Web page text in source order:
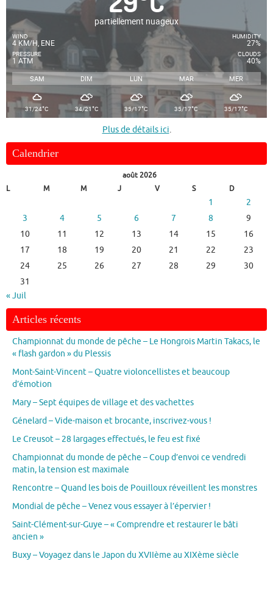
partiellement nuageux
WIND
4 KM/H, ENE
PRESSURE
1 ATM
HUMIDITY
27%
CLOUDS
40%
SAM DIM LUN MAR MER
31/24°C 34/21°C 35/17°C 35/17°C 35/17°C
Plus de détails ici.
Calendrier
août 2026
L
M M J V S D
1
2
3
4 5 6 7 8
9
10
11 12 13 14 15
16
17
18 19 20 21 22
23
24
25 26 27 28 29
30
31
« Juil
Articles récents
Championnat du monde de pêche – Le Hongrois Martin Takacs, le
« flash gardon » du Plessis
Mont-Saint-Vincent – Quatre violoncellistes et beaucoup
d’émotion
Mary – Sept équipes de village et des vachettes
Génelard – Vide-maison et brocante, inscrivez-vous !
Le Creusot – 28 largages effectués, le feu est fixé
Championnat du monde de pêche – Coup d’envoi ce vendredi
matin, la tension est maximale
Rencontre – Quand les bois de Pouilloux réveillent les monstres
Mondial de pêche – Venez vous essayer à l’épervier !
Saint-Clément-sur-Guye – « Comprendre et restaurer le bâti
ancien »
Buxy – Voyagez dans le Japon du XVIIème au XIXème siècle